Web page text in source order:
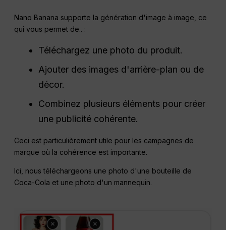
Nano Banana supporte la génération d'image à image, ce
qui vous permet de.. :
Téléchargez une photo du produit.
Ajouter des images d'arrière-plan ou de
décor.
Combinez plusieurs éléments pour créer
une publicité cohérente.
Ceci est particulièrement utile pour les campagnes de
marque où la cohérence est importante.
Ici, nous téléchargeons une photo d'une bouteille de
Coca-Cola et une photo d'un mannequin.